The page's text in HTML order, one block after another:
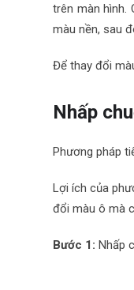
trên màn hình.
màu nền, sau
Để thay đổi
Nhấp
Phương pháp
Lợi ích của
đổi màu ô mà
Bước 1: Nhấp